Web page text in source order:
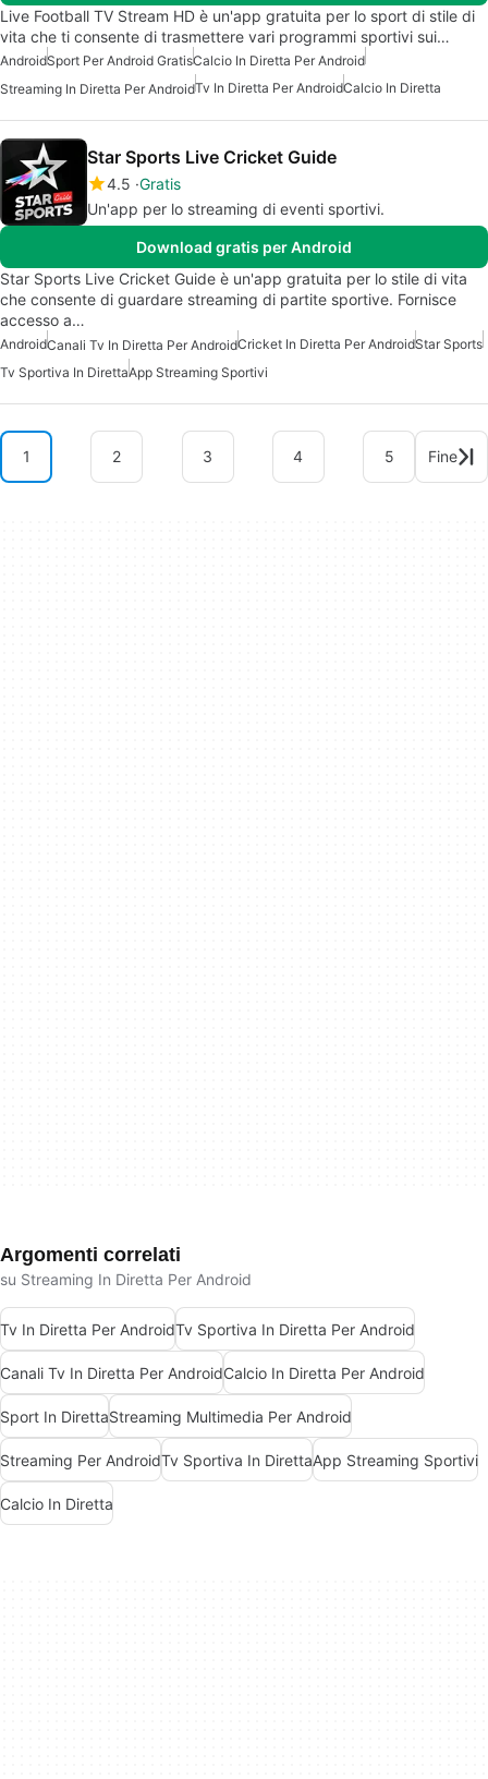
Live Football TV Stream HD è un'app gratuita per lo sport di stile di
vita che ti consente di trasmettere vari programmi sportivi sui…
AndroidSport Per Android GratisCalcio In Diretta Per Android
Streaming In Diretta Per AndroidTv In Diretta Per AndroidCalcio In Diretta
Star Sports Live Cricket Guide
4.5 Gratis
Un'app per lo streaming di eventi sportivi.
Download gratis per Android
Star Sports Live Cricket Guide è un'app gratuita per lo stile di vita
che consente di guardare streaming di partite sportive. Fornisce
accesso a…
AndroidCanali Tv In Diretta Per AndroidCricket In Diretta Per AndroidStar Sports
Tv Sportiva In DirettaApp Streaming Sportivi
1 2 3 4 5 Fine
Argomenti correlati
su Streaming In Diretta Per Android
Tv In Diretta Per AndroidTv Sportiva In Diretta Per Android
Canali Tv In Diretta Per AndroidCalcio In Diretta Per Android
Sport In DirettaStreaming Multimedia Per Android
Streaming Per AndroidTv Sportiva In DirettaApp Streaming Sportivi
Calcio In Diretta